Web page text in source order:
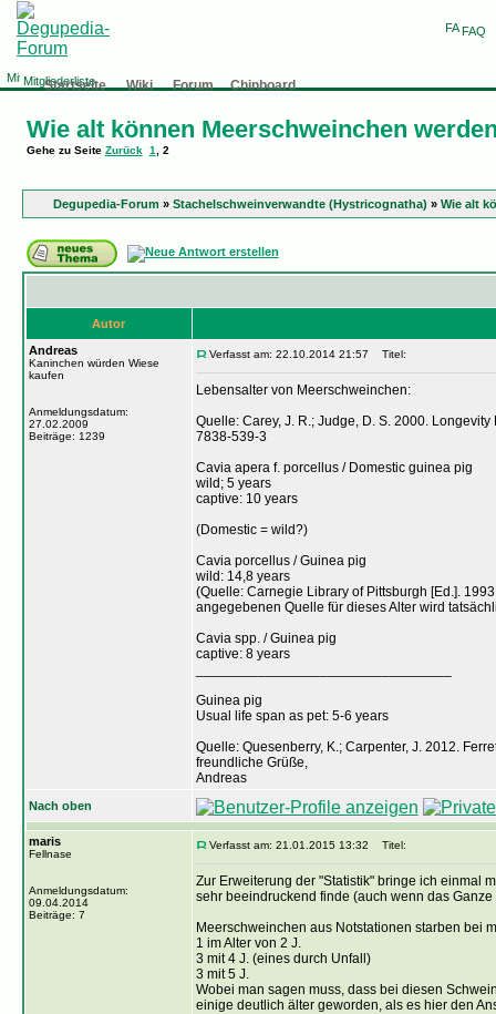
FAQ
Mitgliederliste
Startseite Wiki Forum Chinboard
Wie alt können Meerschweinchen
Gehe zu Seite Zurück 1 2
Degupedia-Forum » Stachelschweinverwandte (Hystricognatha) » Wie alt
Autor
Andreas
Kaninchen würden Wiese
kaufen
Anmeldungsdatum:
27.02.2009
Beiträge: 1239
Verfasst am: 22.10.2014 21:57 Titel:
Lebensalter von Meerschweinchen:
Quelle: Carey, J. R.; Judge, D. S. 2000.
7838-539-3
Cavia apera f. porcellus / Domestic guinea pig
wild; 5 years
captive: 10 years
(Domestic = wild?)
Cavia porcellus / Guinea pig
wild: 14,8 years
(Quelle: Carnegie Library of Pittsburgh [Ed.].
angegebenen Quelle für dieses Alter wird
Cavia spp. / Guinea pig
captive: 8 years
Guinea pig
Usual life span as pet: 5-6 years
Quelle: Quesenberry, K.; Carpenter, J. 2012.
freundliche Grüße,
Andreas
Nach oben
maris
Fellnase
Anmeldungsdatum:
09.04.2014
Beiträge: 7
Verfasst am: 21.01.2015 13:32 Titel:
Zur Erweiterung der "Statistik" bringe ich einmal
sehr beeindruckend finde (auch wenn das
Meerschweinchen aus Notstationen starben bei
1 im Alter von 2 J.
3 mit 4 J. (eines durch Unfall)
3 mit 5 J.
Wobei man sagen muss, dass bei diesen
einige deutlich älter geworden, als es hier den